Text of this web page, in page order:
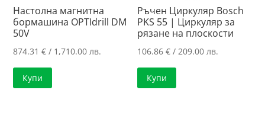
Настолна магнитна
бормашина OPTIdrill DM
50V
874.31€ / 1,710.00 лв.
Купи
Ръчен Циркуляр Bosch
PKS 55 | Циркуляр за
рязанe нa плоскости
106.86€ / 209.00 лв.
Купи